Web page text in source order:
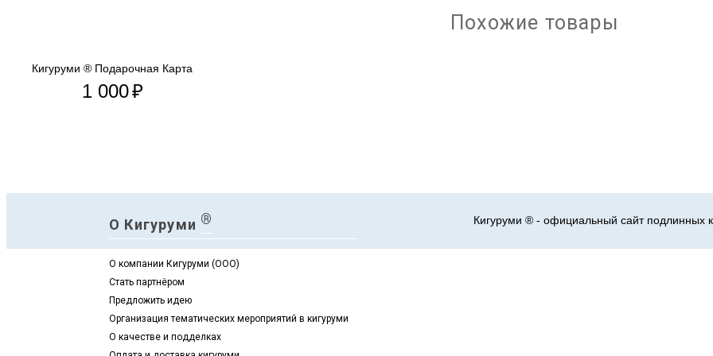
Похожие товары
Кигуруми ® Подарочная Карта
1 000₽
О Кигуруми ®
О компании Кигуруми (ООО)
Стать партнёром
Предложить идею
Организация тематических мероприятий в кигуруми
О качестве и подделках
Кигуруми ® - официальный сайт подлинных